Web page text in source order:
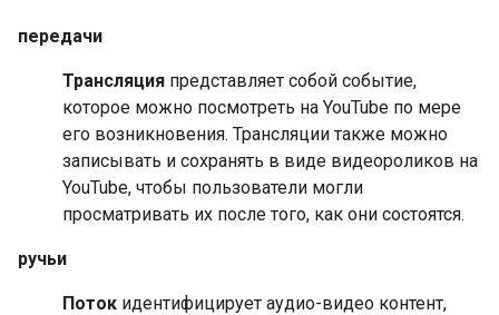
передачи
Трансляция представляет собой событие,
которое можно посмотреть на YouTube по мере
его возникновения. Трансляции также можно
записывать и сохранять в виде видеороликов на
YouTube, чтобы пользователи могли
просматривать их после того, как они состоятся.
ручьи
Поток идентифицирует аудио-видео контент,